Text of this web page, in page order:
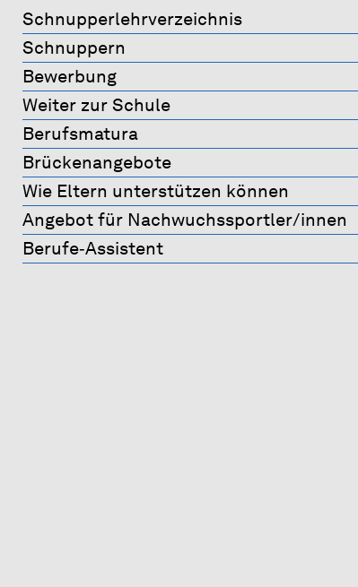
Schnupperlehrverzeichnis
Schnuppern
Bewerbung
Weiter zur Schule
Berufsmatura
Brückenangebote
Wie Eltern unterstützen können
Angebot für Nachwuchssportler/innen
Berufe‐Assistent